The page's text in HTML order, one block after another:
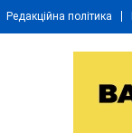
Редакційна політика